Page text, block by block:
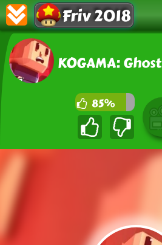
Friv 2018
KOGAMA:
85%